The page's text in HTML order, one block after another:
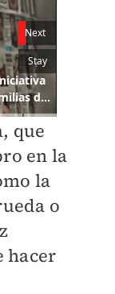
que
en la
la
o
hacer